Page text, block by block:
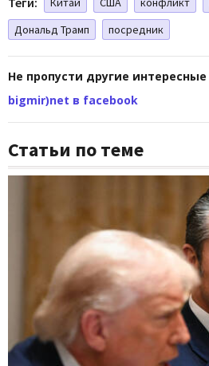
Дональд Трамп
посредник
Не пропусти другие
bigmir)net в facebook
Статьи по теме